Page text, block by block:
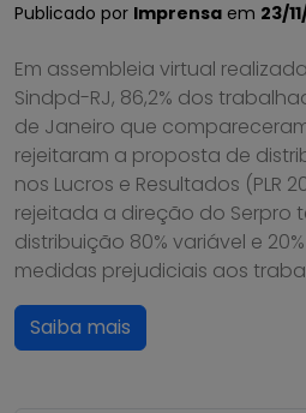
Publicado por Imprensa em 23/
Em assembleia virtual
Sindpd-RJ, 86,2% dos
de Janeiro que
rejeitaram a proposta de
nos Lucros e Resultados (PLR
rejeitada a direção do Serpro
distribuição 80% variável e
medidas prejudiciais aos
Saiba mais